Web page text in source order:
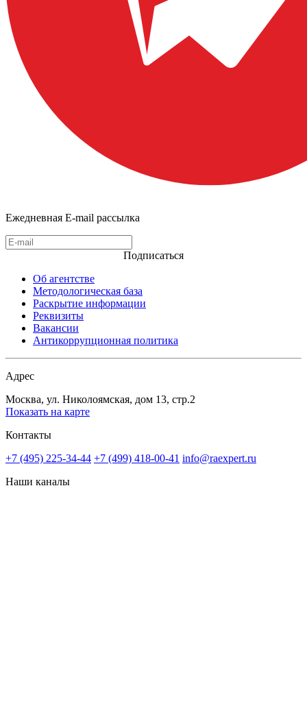
Ежедневная E-mail рассылка
Подписаться
Об агентстве
Методологическая база
Раскрытие информации
Реквизиты
Вакансии
Антикоррупционная политика
Адрес
Москва, ул. Николоямская, дом 13, стр.2
Показать на карте
Контакты
+7 (495) 225-34-44 +7 (499) 418-00-41 info@raexpert.ru
Наши каналы